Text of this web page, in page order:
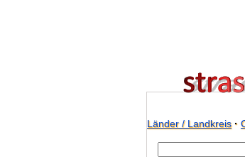
Länder / Landkreis·